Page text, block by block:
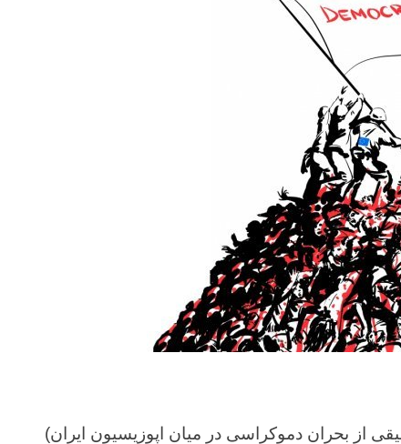
از بحران دموکراسی در میان اپوزیسیون ایران)